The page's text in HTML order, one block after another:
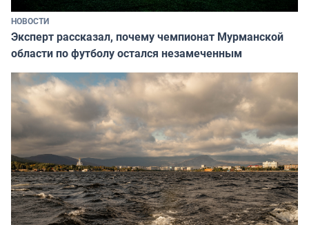
НОВОСТИ
Эксперт рассказал, почему чемпионат Мурманской
области по футболу остался незамеченным